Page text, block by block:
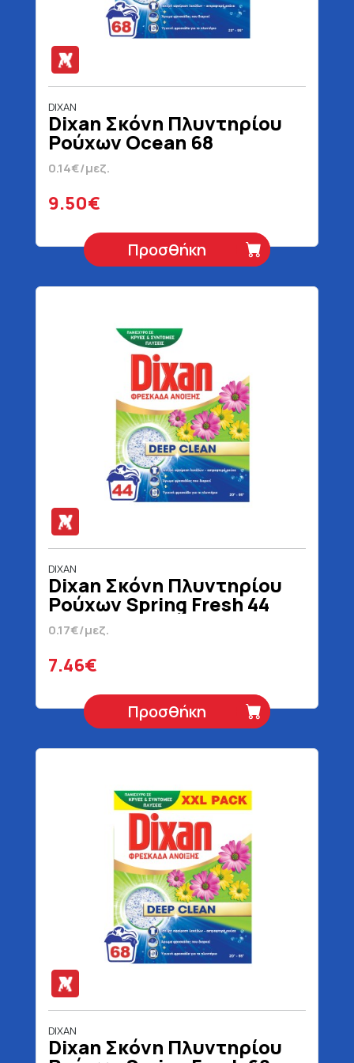
DIXAN
Dixan Σκόνη Πλυντηρίου
Ρούχων Ocean 68
Μεζούρες 3400 gr
0.14€/μεζ.
9.50€
Προσθήκη
DIXAN
Dixan Σκόνη Πλυντηρίου
Ρούχων Spring Fresh 44
Μεζούρες 2200 gr
0.17€/μεζ.
7.46€
Προσθήκη
DIXAN
Dixan Σκόνη Πλυντηρίου